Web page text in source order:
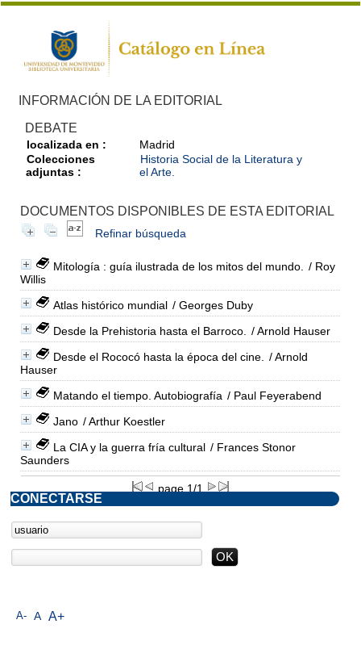
INFORMACIÓN DE LA EDITORIAL
DEBATE
localizada en :
Madrid
Colecciones
adjuntas :
Historia Social de la Literatura y
el Arte.
DOCUMENTOS DISPONIBLES DE ESTA EDITORIAL
Refinar búsqueda
Mitología : guía ilustrada de los mitos del mundo.
/ Roy
Willis
Atlas histórico mundial / Georges Duby
Desde la Prehistoria hasta el Barroco.
/ Arnold Hauser
Desde el Rococó hasta la época del cine.
/ Arnold
Hauser
Matando el tiempo. Autobiografía / Paul Feyerabend
Jano / Arthur Koestler
La CIA y la guerra fría cultural / Frances Stonor
Saunders
page 1/1
A- A A+
CONECTARSE